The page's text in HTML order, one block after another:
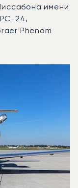
имени
24,
Phenom